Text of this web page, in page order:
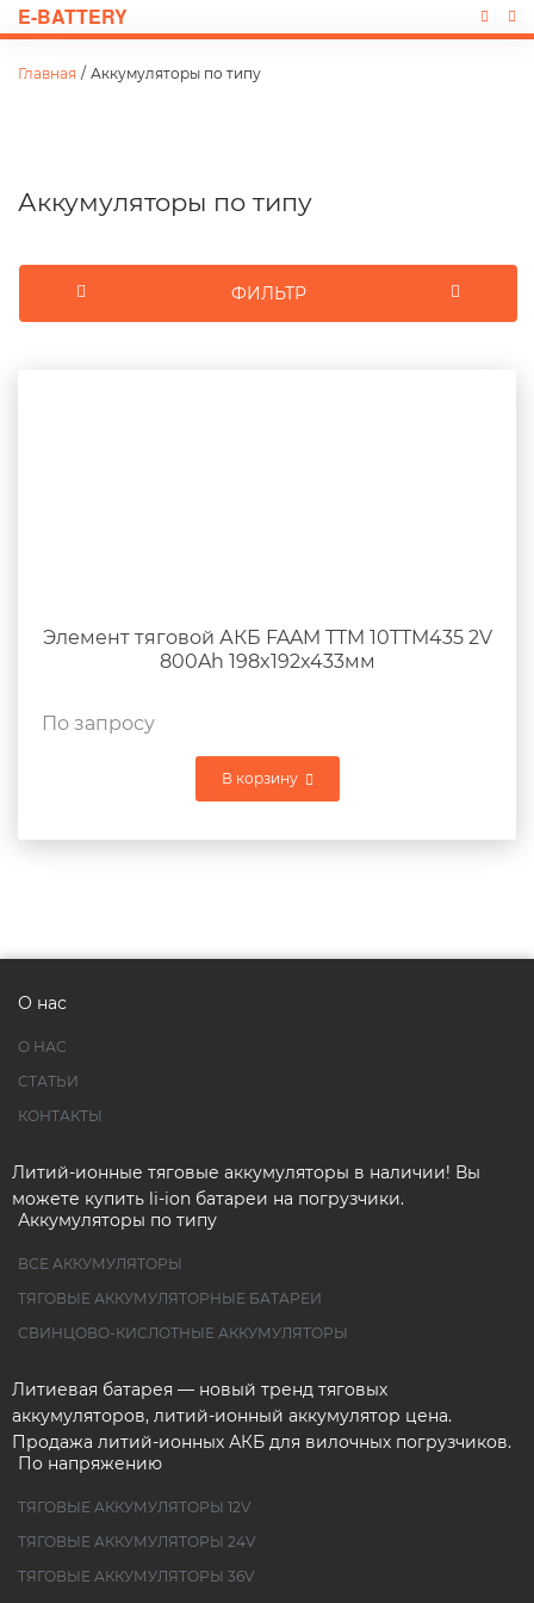
E-BATTERY
Главная / Аккумуляторы по типу
Аккумуляторы по типу
Элемент тяговой АКБ FAAM TTM 10TTM435 2V
800Ah 198x192x433мм
По запросу
В корзину
ФИЛЬТР
О нас
О НАС
СТАТЬИ
КОНТАКТЫ
Литий-ионные тяговые аккумуляторы в наличии! Вы
можете купить li-ion батареи на погрузчики.
Аккумуляторы по типу
ВСЕ АККУМУЛЯТОРЫ
ТЯГОВЫЕ АККУМУЛЯТОРНЫЕ БАТАРЕИ
СВИНЦОВО-КИСЛОТНЫЕ АККУМУЛЯТОРЫ
Литиевая батарея — новый тренд тяговых
аккумуляторов, литий-ионный аккумулятор цена.
Продажа литий-ионных АКБ для вилочных погрузчиков.
По напряжению
ТЯГОВЫЕ АККУМУЛЯТОРЫ 12V
ТЯГОВЫЕ АККУМУЛЯТОРЫ 24V
ТЯГОВЫЕ АККУМУЛЯТОРЫ 36V